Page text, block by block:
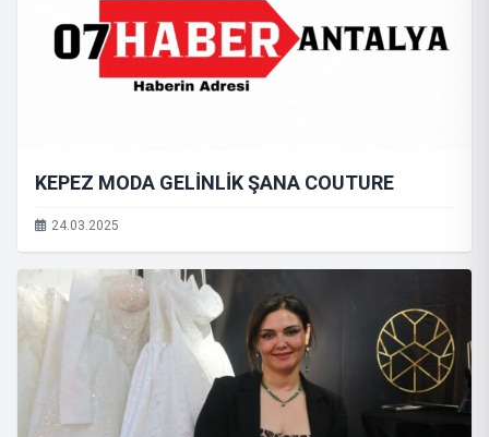
KEPEZ MODA GELİNLİK ŞANA COUTURE
24.03.2025